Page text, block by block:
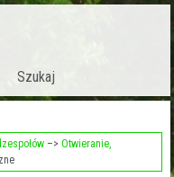
Szukaj
–>Otwieranie,